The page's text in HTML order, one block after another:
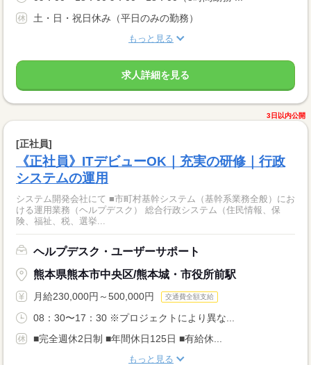
土・日・祝日休み（平日のみの勤務）
もっと見る
求人詳細を見る
3日以内公開
[正社員]
《正社員》ITデビューOK｜充実の研修｜行政
システムの運用
システム開発会社にて ■市町村基幹システム（基幹系業務全般）にお
ける運用業務（ヘルプデスク） 総合行政システム（住民情報、保
険、福祉、税、選挙...
ヘルプデスク・ユーザーサポート
熊本県熊本市中央区/熊本城・市役所前駅
月給230,000円～500,000円 交通費全額支給
08：30〜17：30 ※プロジェクトにより異な...
■完全週休2日制 ■年間休日125日 ■有給休...
もっと見る